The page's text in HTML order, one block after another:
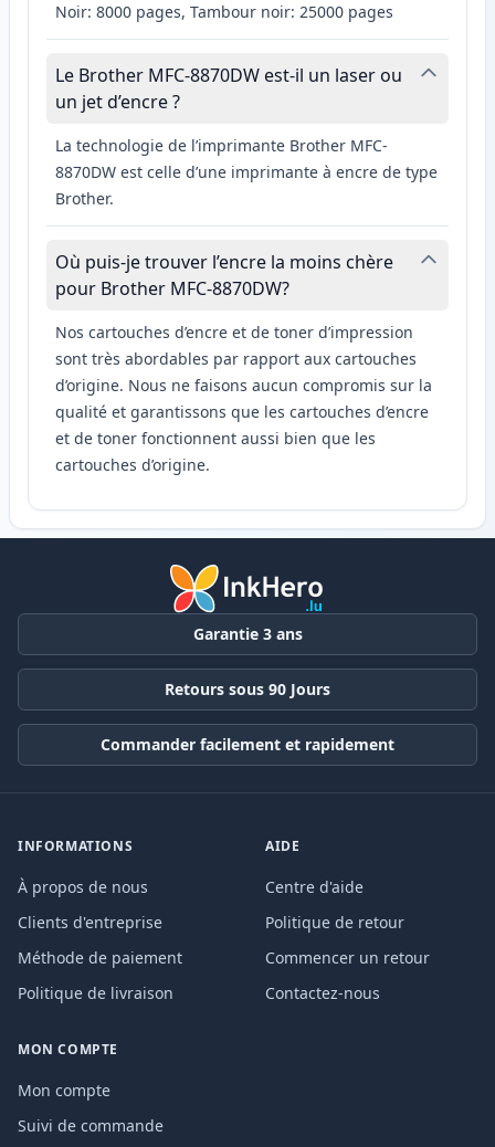
Noir: 8000 pages, Tambour noir: 25000 pages
Le Brother MFC-8870DW est-il un laser ou
un jet d’encre ?
La technologie de l’imprimante Brother MFC-
8870DW est celle d’une imprimante à encre de type
Brother.
Où puis-je trouver l’encre la moins chère
pour Brother MFC-8870DW?
Nos cartouches d’encre et de toner d’impression
sont très abordables par rapport aux cartouches
d’origine. Nous ne faisons aucun compromis sur la
qualité et garantissons que les cartouches d’encre
et de toner fonctionnent aussi bien que les
cartouches d’origine.
Garantie 3 ans
Retours sous 90 Jours
Commander facilement et rapidement
INFORMATIONS
À propos de nous
Clients d'entreprise
Méthode de paiement
Politique de livraison
AIDE
Centre d'aide
Politique de retour
Commencer un retour
Contactez-nous
MON COMPTE
Mon compte
Suivi de commande